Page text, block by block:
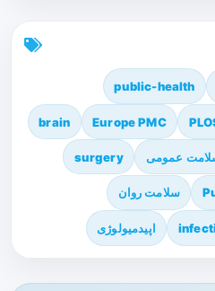
public-health
Europe PMC
brain
عمومی surgery
سلامت روان
اپیدمیولوژی